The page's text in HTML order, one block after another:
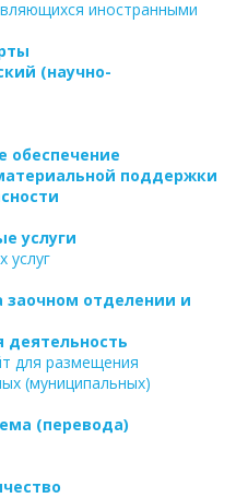
иностранными
(научно-
обеспечение
поддержки
услуги
услуг
заочном отделении и
деятельность
для размещения
(муниципальных)
(перевода)